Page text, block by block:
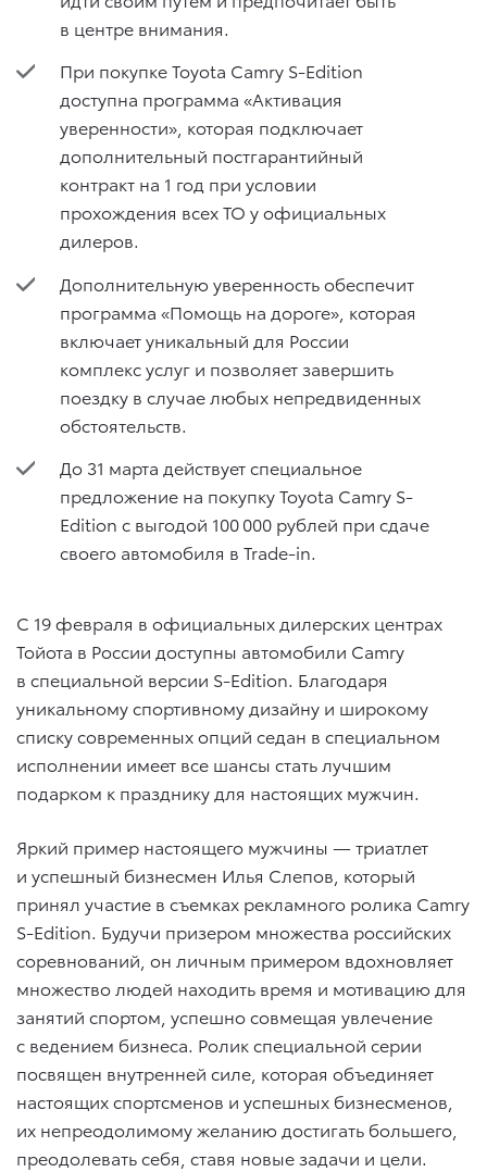
в центре внимания.
При покупке Toyota Camry S-Edition
доступна программа «Активация
уверенности», которая подключает
дополнительный постгарантийный
контракт на 1 год при условии
прохождения всех ТО у официальных
дилеров.
Дополнительную уверенность обеспечит
программа «Помощь на дороге», которая
включает уникальный для России
комплекс услуг и позволяет завершить
поездку в случае любых непредвиденных
обстоятельств.
До 31 марта действует специальное
предложение на покупку Toyota Camry S-
Edition с выгодой 100 000 рублей при сдаче
своего автомобиля в Trade-in.
С 19 февраля в официальных дилерских центрах
Тойота в России доступны автомобили Camry
в специальной версии S-Edition. Благодаря
уникальному спортивному дизайну и широкому
списку современных опций седан в специальном
исполнении имеет все шансы стать лучшим
подарком к празднику для настоящих мужчин.
Яркий пример настоящего мужчины — триатлет
и успешный бизнесмен Илья Слепов, который
принял участие в съемках рекламного ролика Camry
S-Edition. Будучи призером множества российских
соревнований, он личным примером вдохновляет
множество людей находить время и мотивацию для
занятий спортом, успешно совмещая увлечение
с ведением бизнеса. Ролик специальной серии
посвящен внутренней силе, которая объединяет
настоящих спортсменов и успешных бизнесменов,
их непреодолимому желанию достигать большего,
преодолевать себя, ставя новые задачи и цели.